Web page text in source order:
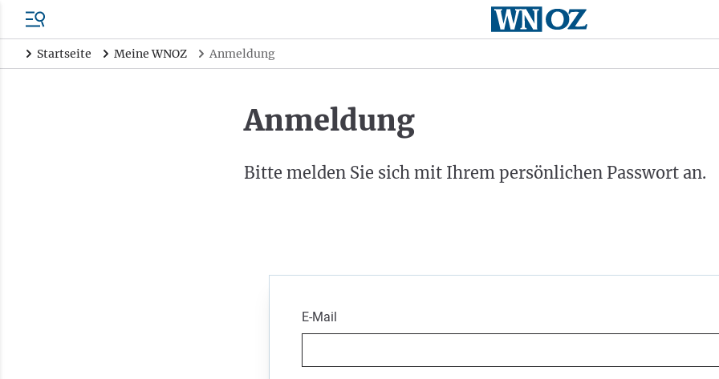
Startseite Meine WNOZ Anmeldung
Anmeldung
Bitte melden Sie sich mit Ihrem persönlichen Passwort an.
E-Mail